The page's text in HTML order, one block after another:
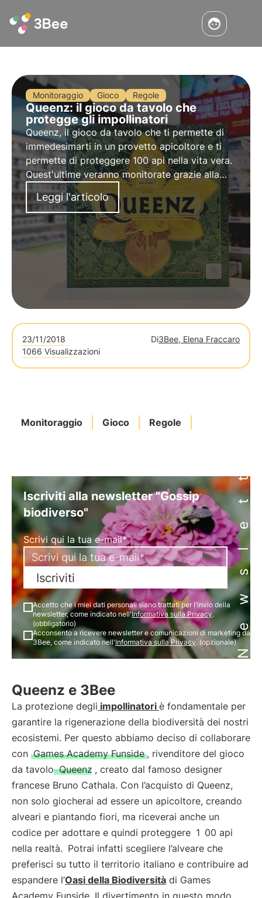
Monitoraggio Gioco Regole
Queenz: il gioco da tavolo che
protegge gli impollinatori
Queenz, il gioco da tavolo che ti permette di
immedesimarti in un provetto apicoltore e ti
permette di proteggere100 apinella vita vera.
Quest'ultime veranno monitorate grazie alla
tecnologia 3Bee
. Contribuisci ad espandere
l'Oasi della Biodiversità di Games Academy
Funside.
Leggi l'articolo
23/11/2018 Di3Bee, Elena Fraccaro
1066 Visualizzazioni
Monitoraggio Gioco Regole Newsletter
Iscriviti alla newsletter "Gossip
biodiverso"
Scrivi qui la tua e-mail*
Iscriviti
Accetto che i miei dati personali siano trattati per l'invio della
newsletter, come indicato nell'Informativa sulla Privacy.
(obbligatorio)
Acconsento a ricevere newsletter e comunicazioni di marketing da
3Bee, come indicato nell'Informativa sulla Privacy. (opzionale)
Queenz e 3Bee
La protezione degli impollinatori è fondamentale per
garantire la rigenerazione della biodiversità dei nostri
ecosistemi. Per questo abbiamo deciso di collaborare
con Games Academy Funside , rivenditore del gioco
da tavolo Queenz , creato dal famoso designer
francese Bruno Cathala. Con l’acquisto di Queenz,
non solo giocherai ad essere un apicoltore, creando
alveari e piantando fiori, ma riceverai anche un
codice per adottare e quindi proteggere 1 00 api
nella realtà. Potrai infatti scegliere l’alveare che
preferisci su tutto il territorio italiano e contribuire ad
espandere l’Oasi della Biodiversità di Games
Academy Funside. Il divertimento in questo modo